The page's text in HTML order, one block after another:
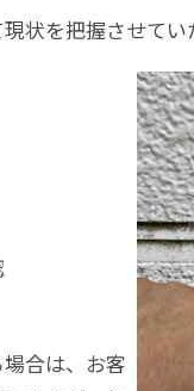
状を把握させてい
合は、お客